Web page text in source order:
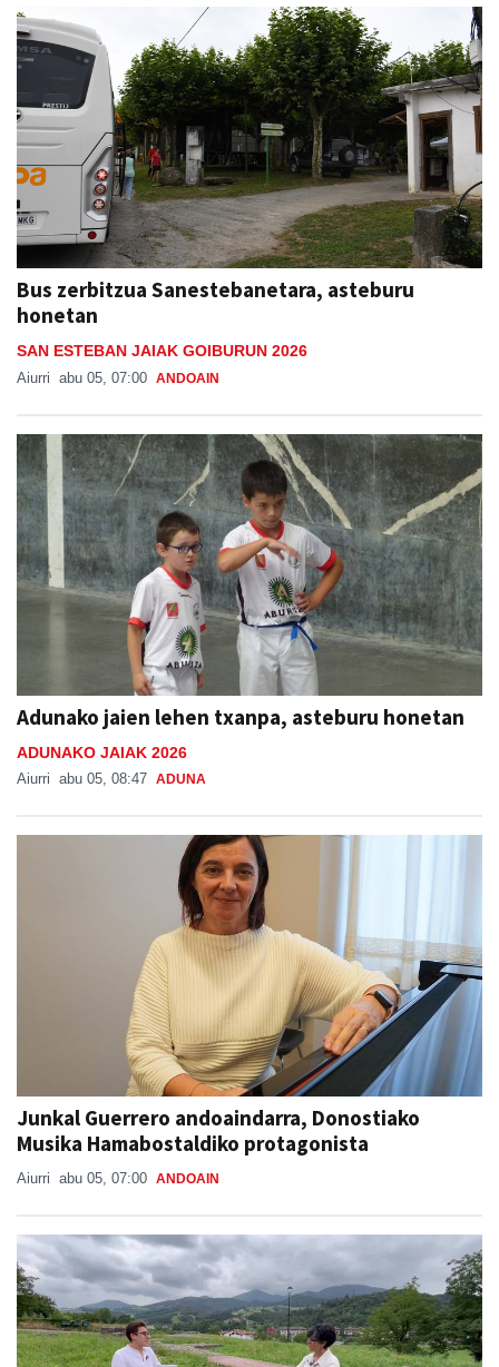
Bus zerbitzua Sanestebanetara, asteburu
honetan
SAN ESTEBAN JAIAK GOIBURUN 2026
Aiurri abu 05, 07:00 ANDOAIN
Adunako jaien lehen txanpa, asteburu honetan
ADUNAKO JAIAK 2026
Aiurri abu 05, 08:47 ADUNA
Junkal Guerrero andoaindarra, Donostiako
Musika Hamabostaldiko protagonista
Aiurri abu 05, 07:00 ANDOAIN